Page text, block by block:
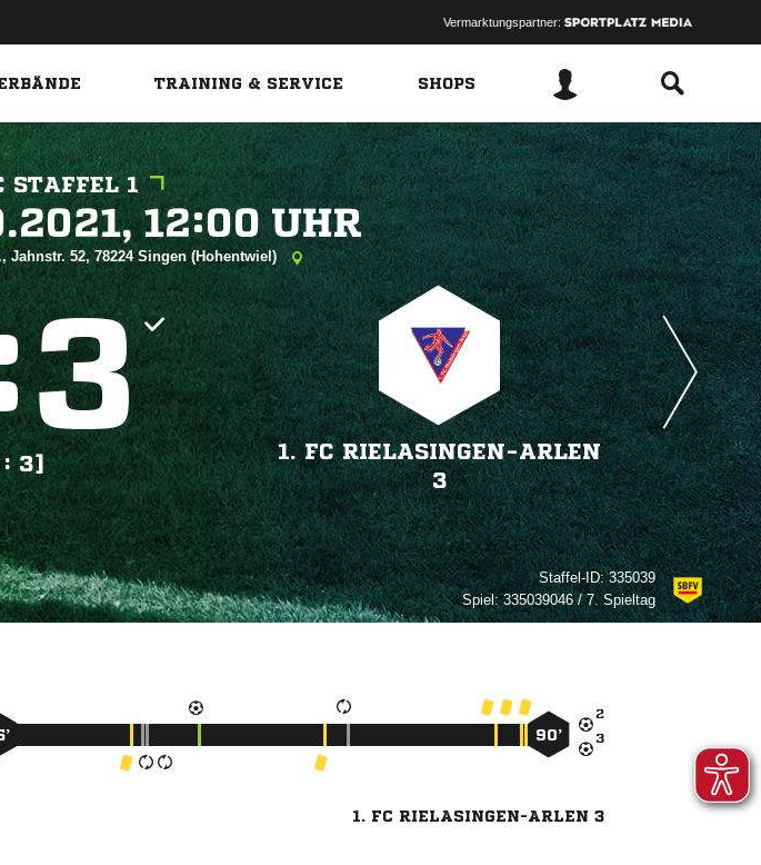
Vermarktungspartner:
TRAINING & SERVICE SHOPS
STAFFEL 1
  
Jahnstr. 52, 78224 Singen (Hohentwiel)

3]
1. FC RIELASINGEN-ARLEN
3
Staffel-ID:335039
Spiel:335039046 / 7. Spieltag


90’
1. FC RIELASINGEN-ARLEN 3